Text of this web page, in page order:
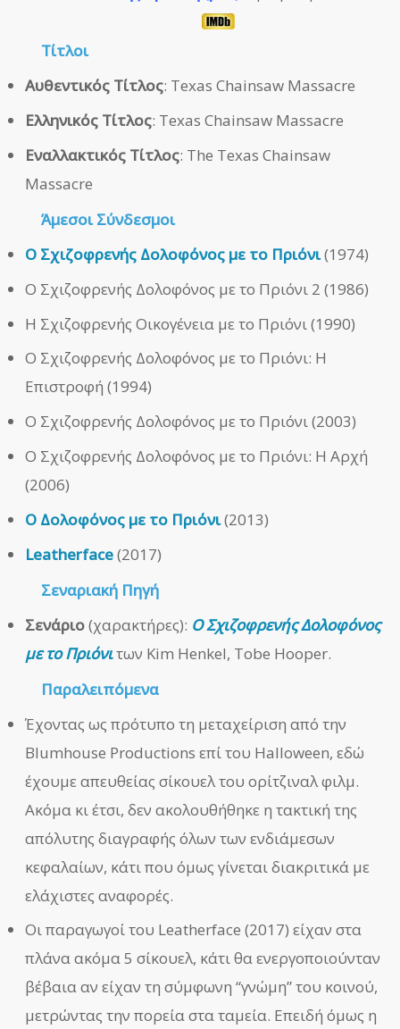
Τίτλοι
Αυθεντικός Τίτλος: Texas Chainsaw Massacre
Ελληνικός Τίτλος: Texas Chainsaw Massacre
Εναλλακτικός Τίτλος: The Texas Chainsaw
Massacre
ΆμεσοιΣύνδεσμοι
Ο Σχιζοφρενής Δολοφόνος με το Πριόνι(1974)
Ο Σχιζοφρενής Δολοφόνος με το Πριόνι 2 (1986)
Η Σχιζοφρενής Οικογένεια με το Πριόνι (1990)
Ο Σχιζοφρενής Δολοφόνος με το Πριόνι: Η
Επιστροφή (1994)
Ο Σχιζοφρενής Δολοφόνος με το Πριόνι (2003)
Ο Σχιζοφρενής Δολοφόνος με το Πριόνι: Η Αρχή
(2006)
Ο Δολοφόνος με το Πριόνι(2013)
Leatherface(2017)
Σεναριακή Πηγή
Σενάριο(χαρακτήρες): Ο Σχιζοφρενής Δολοφόνος
με το Πριόνιτων Kim Henkel, Tobe Hooper.
Παραλειπόμενα
Έχοντας ως πρότυπο τη μεταχείριση από την
Blumhouse Productions επί του Halloween, εδώ
έχουμε απευθείας σίκουελ του ορίτζιναλ φιλμ.
Ακόμα κι έτσι, δεν ακολουθήθηκε η τακτική της
απόλυτης διαγραφής όλων των ενδιάμεσων
κεφαλαίων, κάτι που όμως γίνεται διακριτικά με
ελάχιστες αναφορές.
Οι παραγωγοί του Leatherface (2017) είχαν στα
πλάνα ακόμα 5 σίκουελ, κάτι θα ενεργοποιούνταν
βέβαια αν είχαν τη σύμφωνη “γνώμη” του κοινού,
μετρώντας την πορεία στα ταμεία. Επειδή όμως η